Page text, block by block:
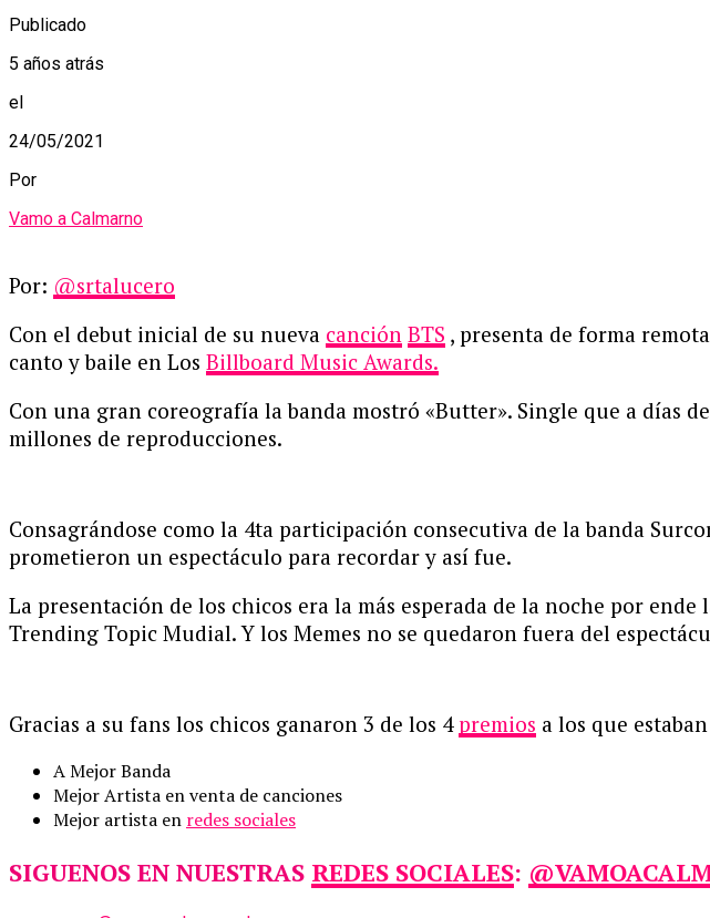
Publicado
5 años atrás
el
24/05/2021
Por
Vamo a Calmarno
Por: @srtalucero
Con el debut inicial de su nueva canción BTS , presenta de forma
canto y baile en Los Billboard Music Awards.
Con una gran coreografía la banda mostró «Butter». Single que a días
millones de reproducciones.
Consagrándose como la 4ta participación consecutiva de la banda
prometieron un espectáculo para recordar y así fue.
La presentación de los chicos era la más esperada de la noche por
Trending Topic Mudial. Y los Memes no se quedaron fuera del
Gracias a su fans los chicos ganaron 3 de los 4premios a los que
A Mejor Banda
Mejor Artista en venta de canciones
Mejor artista en redes sociales
SIGUENOS EN NUESTRAS REDES SOCIALES: